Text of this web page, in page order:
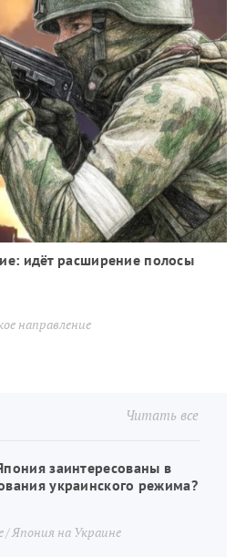
идёт расширение полосы
направление
Читать все
заинтересованы в
украинского режима?
Япония на Украине